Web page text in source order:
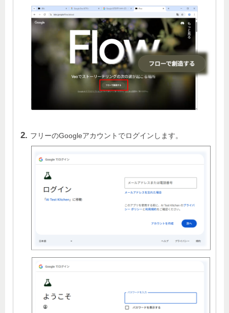
フリーのGoogleアカウントでログインします。